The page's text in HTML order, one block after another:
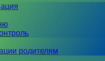
родителям